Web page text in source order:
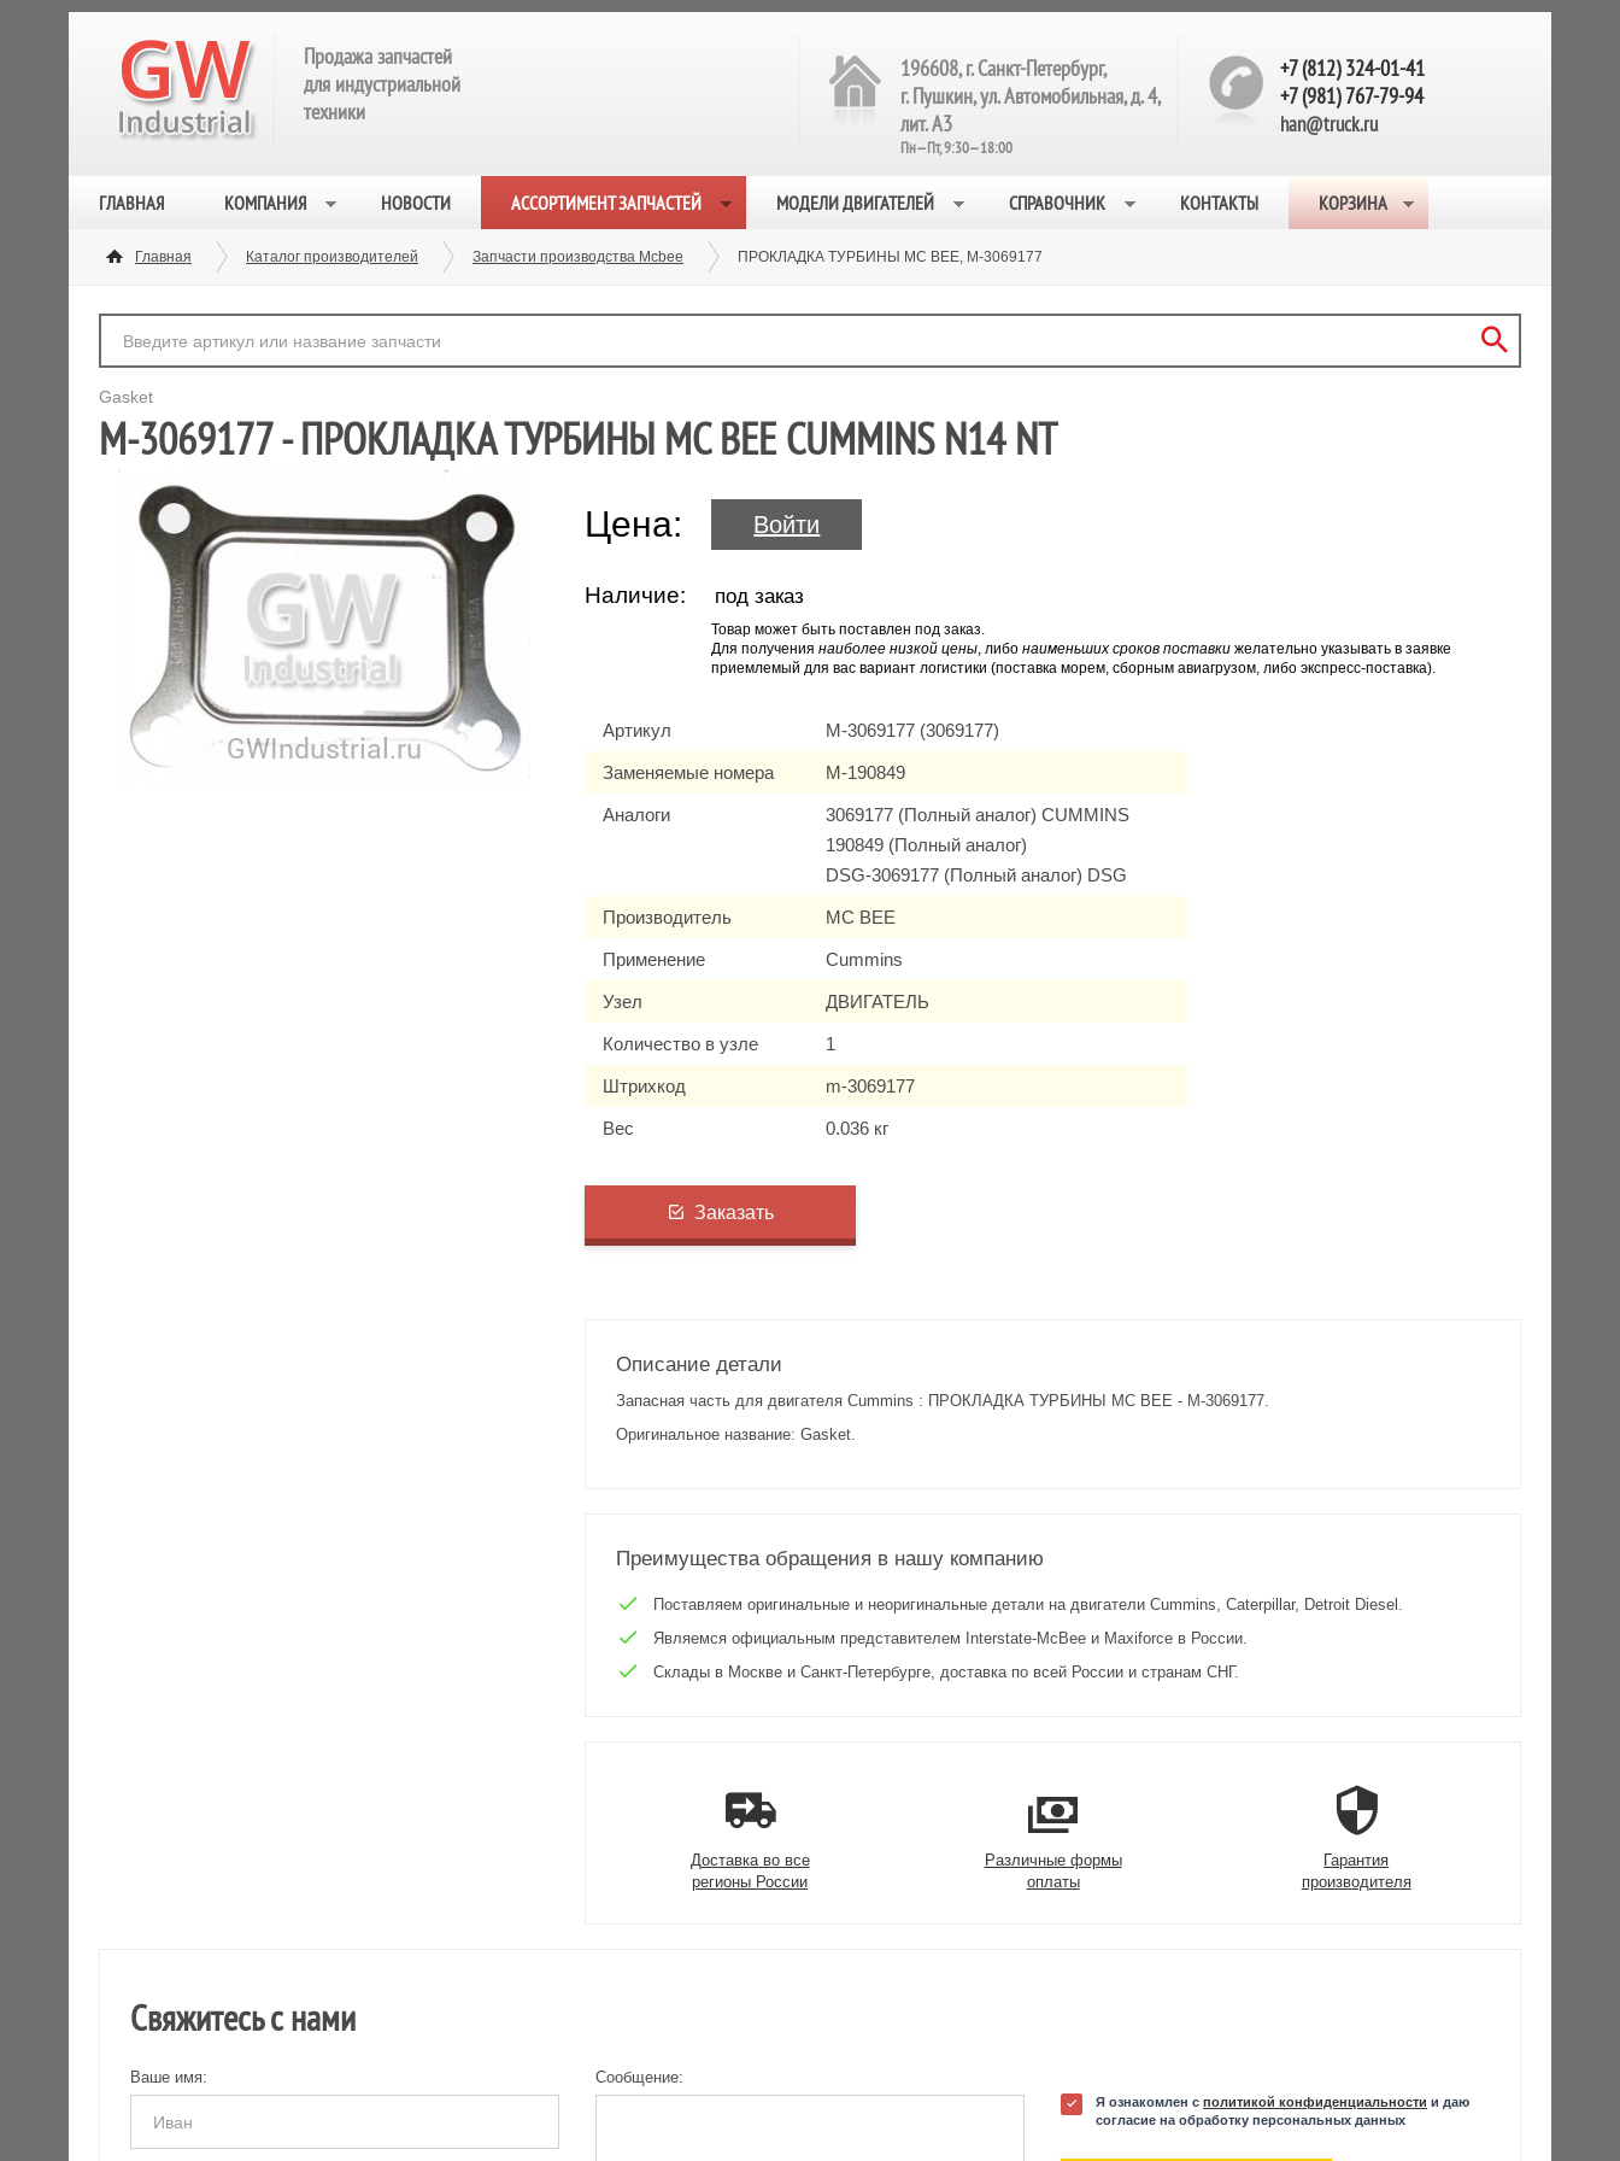
Продажа запчастей
для индустриальной
техники
196608, г. Санкт-Петербург,
г. Пушкин, ул. Автомобильная, д. 4,
лит. А3
Пн—Пт, 9:30—18:00
+7 (812) 324-01-41
+7 (981) 767-79-94
han@truck.ru
ГЛАВНАЯ КОМПАНИЯ НОВОСТИ АССОРТИМЕНТ ЗАПЧАСТЕЙ МОДЕЛИ ДВИГАТЕЛЕЙ СПРАВОЧНИК КОНТАКТЫ КОРЗИНА
Главная Каталог производителей Запчасти производства Mcbee ПРОКЛАДКА ТУРБИНЫ MC BEE, M-3069177
Gasket
M-3069177 - ПРОКЛАДКА ТУРБИНЫ MC BEE CUMMINS N14 NT
Цена: Войти
Наличие: под заказ
Товар может быть поставлен под заказ.
Для получениянаиболее низкой цены, либонаименьших сроков поставки желательно указывать в заявке
приемлемый для вас вариант логистики (поставка морем, сборным авиагрузом, либо экспресс-поставка).
Артикул M-3069177 (3069177)
Заменяемые номера M-190849
Аналоги
3069177 (Полный аналог) CUMMINS
190849 (Полный аналог)
DSG-3069177 (Полный аналог) DSG
Производитель MC BEE
Применение Cummins
Узел ДВИГАТЕЛЬ
Количество в узле 1
Штрихкод m-3069177
Вес 0.036 кг
Заказать
Описание детали
Запасная часть для двигателя Cummins : ПРОКЛАДКА ТУРБИНЫ MC BEE - M-3069177.
Оригинальное название: Gasket.
Преимущества обращения в нашу компанию
Поставляем оригинальные и неоригинальные детали на двигатели Cummins, Caterpillar, Detroit Diesel.
Являемся официальным представителем Interstate-McBee и Maxiforce в России.
Склады в Москве и Санкт-Петербурге, доставка по всей России и странам СНГ.
Доставка во все
регионы России
Различные формы
оплаты
Гарантия
производителя
Свяжитесь с нами
Ваше имя: Сообщение:
Я ознакомлен с политикой конфиденциальности и даю
согласие на обработку персональных данных